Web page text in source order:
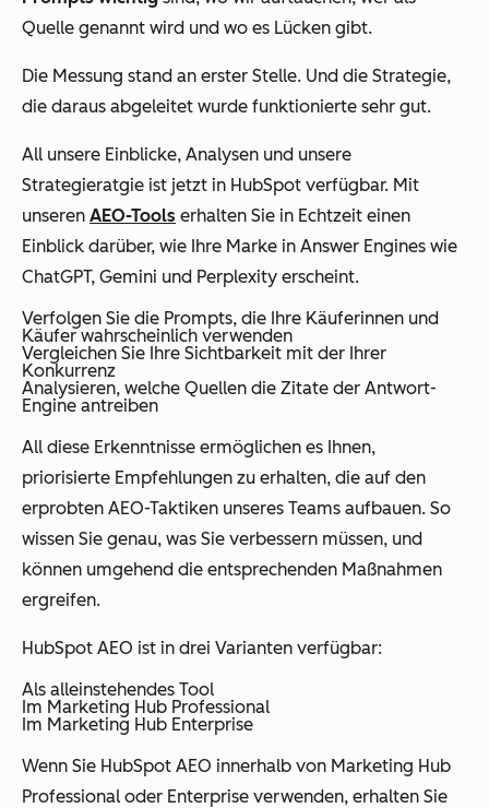
Quelle genannt wird und wo es Lücken gibt.
Die Messung stand an erster Stelle. Und die Strategie,
die daraus abgeleitet wurde funktionierte sehr gut.
All unsere Einblicke, Analysen und unsere
Strategieratgie ist jetzt in HubSpot verfügbar. Mit
unseren AEO-Tools erhalten Sie in Echtzeit einen
Einblick darüber, wie Ihre Marke in Answer Engines wie
ChatGPT, Gemini und Perplexity erscheint.
Verfolgen Sie die Prompts, die Ihre Käuferinnen und
Käufer wahrscheinlich verwenden
Vergleichen Sie Ihre Sichtbarkeit mit der Ihrer
Konkurrenz
Analysieren, welche Quellen die Zitate der Antwort-
Engine antreiben
All diese Erkenntnisse ermöglichen es Ihnen,
priorisierte Empfehlungen zu erhalten, die auf den
erprobten AEO-Taktiken unseres Teams aufbauen. So
wissen Sie genau, was Sie verbessern müssen, und
können umgehend die entsprechenden Maßnahmen
ergreifen.
HubSpot AEO ist in drei Varianten verfügbar:
Als alleinstehendes Tool
Im Marketing Hub Professional
Im Marketing Hub Enterprise
Wenn Sie HubSpot AEO innerhalb von Marketing Hub
Professional oder Enterprise verwenden, erhalten Sie